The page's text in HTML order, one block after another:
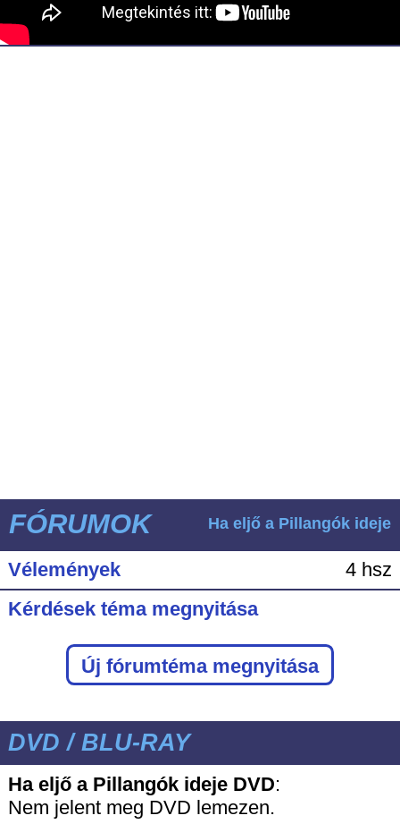
FÓRUMOK Ha eljő a Pillangók ideje
Vélemények
4 hsz
Kérdések téma megnyitása
Új fórumtéma megnyitása
DVD / BLU-RAY
Ha eljő a Pillangók ideje DVD:
Nem jelent meg DVD lemezen.